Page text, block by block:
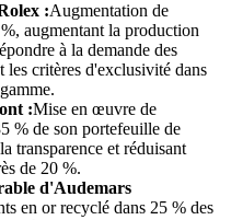
:Augmentation de
augmentant la production
à la demande des
les critères d'exclusivité dans
:Mise en œuvre de
% de son portefeuille de
transparence et réduisant
de 20 %.
d'Audemars
en or recyclé dans 25 % des